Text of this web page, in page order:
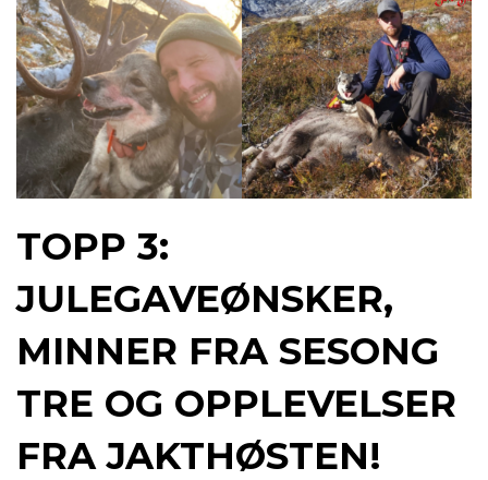
TOPP 3:
JULEGAVEØNSKER,
MINNER FRA SESONG
TRE OG OPPLEVELSER
FRA JAKTHØSTEN!